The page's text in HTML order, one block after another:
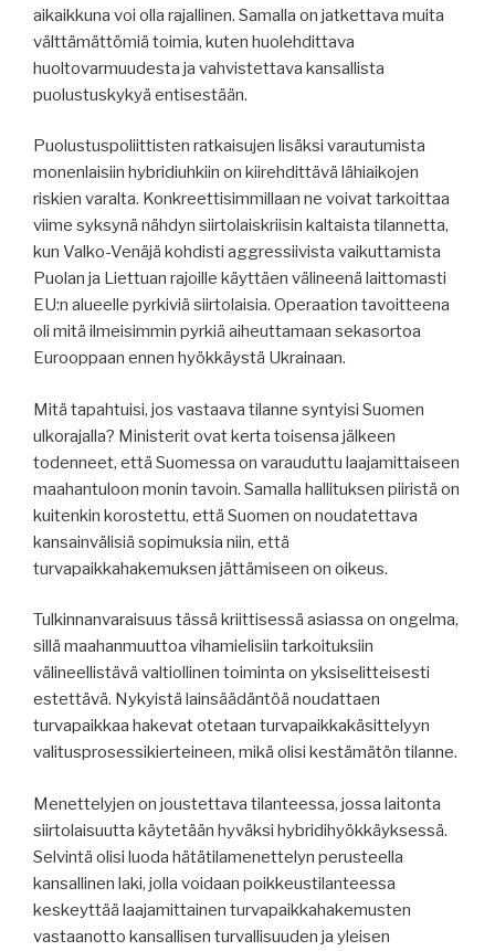
aikaikkuna voi olla rajallinen. Samalla on jatkettava muita
välttämättömiä toimia, kuten huolehdittava
huoltovarmuudesta ja vahvistettava kansallista
puolustuskykyä entisestään.
Puolustuspoliittisten ratkaisujen lisäksi varautumista
monenlaisiin hybridiuhkiin on kiirehdittävä lähiaikojen
riskien varalta. Konkreettisimmillaan ne voivat tarkoittaa
viime syksynä nähdyn siirtolaiskriisin kaltaista tilannetta,
kun Valko-Venäjä kohdisti aggressiivista vaikuttamista
Puolan ja Liettuan rajoille käyttäen välineenä laittomasti
EU:n alueelle pyrkiviä siirtolaisia. Operaation tavoitteena
oli mitä ilmeisimmin pyrkiä aiheuttamaan sekasortoa
Eurooppaan ennen hyökkäystä Ukrainaan.
Mitä tapahtuisi, jos vastaava tilanne syntyisi Suomen
ulkorajalla? Ministerit ovat kerta toisensa jälkeen
todenneet, että Suomessa on varauduttu laajamittaiseen
maahantuloon monin tavoin. Samalla hallituksen piiristä on
kuitenkin korostettu, että Suomen on noudatettava
kansainvälisiä sopimuksia niin, että
turvapaikkahakemuksen jättämiseen on oikeus.
Tulkinnanvaraisuus tässä kriittisessä asiassa on ongelma,
sillä maahanmuuttoa vihamielisiin tarkoituksiin
välineellistävä valtiollinen toiminta on yksiselitteisesti
estettävä. Nykyistä lainsäädäntöä noudattaen
turvapaikkaa hakevat otetaan turvapaikkakäsittelyyn
valitusprosessikierteineen, mikä olisi kestämätön tilanne.
Menettelyjen on joustettava tilanteessa, jossa laitonta
siirtolaisuutta käytetään hyväksi hybridihyökkäyksessä.
Selvintä olisi luoda hätätilamenettelyn perusteella
kansallinen laki, jolla voidaan poikkeustilanteessa
keskeyttää laajamittainen turvapaikkahakemusten
vastaanotto kansallisen turvallisuuden ja yleisen